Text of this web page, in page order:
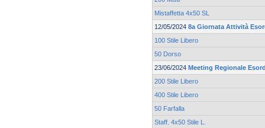
Mistaffetta 4x50 SL
12/05/2024 8a Giornata Attività
100 Stile Libero
50 Dorso
23/06/2024 Meeting Regionale
200 Stile Libero
400 Stile Libero
50 Farfalla
Staff. 4x50 Stile L.